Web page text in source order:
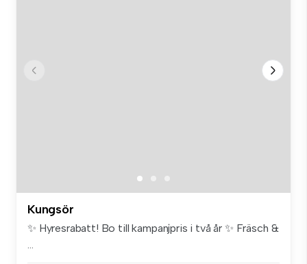
Kungsör
✨ Hyresrabatt! Bo till kampanjpris i två år ✨ Fräsch &